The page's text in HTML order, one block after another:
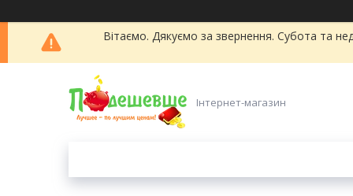
Вітаємо. Дякуємо за звернення. Субота та
Інтернет-магазин